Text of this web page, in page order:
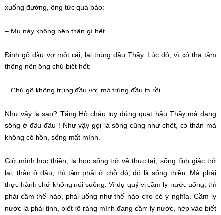
xuống đường, ông tức quá bảo:
– Mụ này không nên thân gì hết.
Định gõ đầu vợ một cái, lại trúng đầu Thầy. Lúc đó, vì có tha tâm
thông nên ông chú biết hết:
– Chú gõ không trúng đầu vợ, mà trúng đầu ta rồi.
Như vậy là sao? Tăng Hộ cháu tuy đứng quạt hầu Thầy mà đang
sống ở đâu đâu ! Như vậy gọi là sống cũng như chết, có thân mà
không có hồn, sống mất mình.
Giờ mình học thiền, là học sống trở về thực tại, sống tỉnh giác trở
lại, thân ở đâu, thì tâm phải ở chỗ đó, đó là sống thiền. Mà phải
thực hành chứ không nói suông. Ví dụ quý vị cầm ly nước uống, thì
phải cầm thế nào, phải uống như thế nào cho có ý nghĩa. Cầm ly
nước là phải tỉnh, biết rõ ràng mình đang cầm ly nước, hớp vào biết